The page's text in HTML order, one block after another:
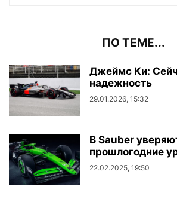
ПО ТЕМЕ...
Джеймс Ки:
надежность
29.01.2026, 15:32
В Sauber
прошлогодние
22.02.2025, 19:50